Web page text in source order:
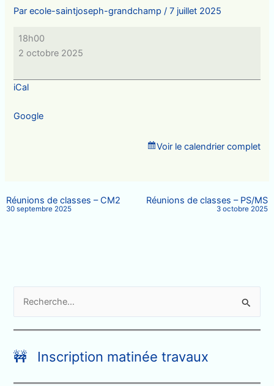
Parecole-saintjoseph-grandchamp/7 juillet 2025
Réunions
de
-
PPS/PS
18h00
2 octobre 2025
iCal
Google
Voir le calendrier complet
Réunions de classes – CM2
30 septembre 2025
Réunions de classes – PS/MS
3 octobre 2025
c
h
e
r
🚧 Inscription matinée travaux